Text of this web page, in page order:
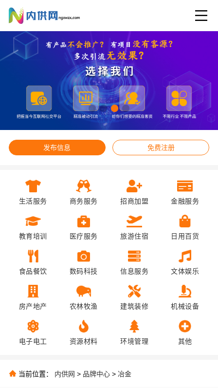
发布信息 免费注册
生活服务 商务服务 招商加盟 金融服务
教育培训 医疗服务 旅游住宿 日用百货
食品餐饮 数码科技 信息服务 文体娱乐
房产地产 农林牧渔 建筑装修 机械设备
电子电工 资源材料 环境管理 其他
当前位置： 内供网 > 品牌中心 > 冶金